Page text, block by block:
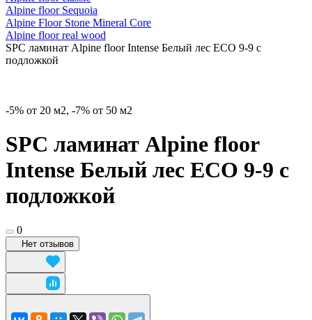
Alpine floor Sequoia
Alpine Floor Stone Mineral Core
Alpine floor real wood
SPC ламинат Alpine floor Intense Белый лес ECO 9-9 с
подложкой
-5% от 20 м2, -7% от 50 м2
SPC ламинат Alpine floor
Intense Белый лес ECO 9-9 с
подложкой
0
Нет отзывов